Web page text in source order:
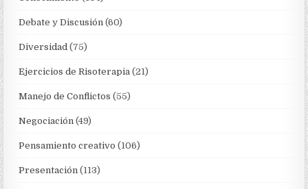
Debate y Discusión (60)
Diversidad (75)
Ejercicios de Risoterapia (21)
Manejo de Conflictos (55)
Negociación (49)
Pensamiento creativo (106)
Presentación (113)